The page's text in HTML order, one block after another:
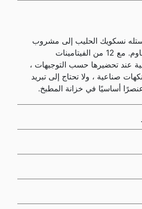
نسكويك الحليب إلى مشروب
مغذي ولذيذ لا يقاوم. مع 12 من الفيتامينات
عند تحضيرها حسب التوجيهات ،
صناعية ، ولا تحتاج إلى تبريد
أساسيًا في خزانة المطبخ.